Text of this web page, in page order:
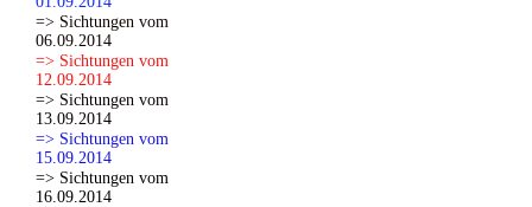
=> Sichtungen vom
06.09.2014
=> Sichtungen vom
12.09.2014
=> Sichtungen vom
13.09.2014
=> Sichtungen vom
15.09.2014
=> Sichtungen vom
16.09.2014